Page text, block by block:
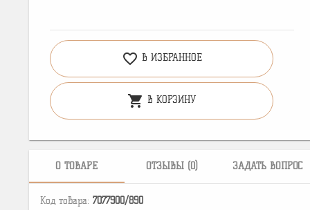
favorite_border В ИЗБРАННОЕ
shopping_cart В КОРЗИНУ
О ТОВАРЕ ОТЗЫВЫ (0) ЗАДАТЬ ВОПРОС
Код товара: 7077900/890